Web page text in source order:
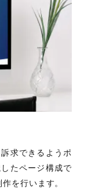
求できるようポ
たページ構成で
を行います。